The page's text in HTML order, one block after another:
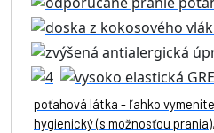
poťahová látka - ľahko
hygienický (s možnosťou